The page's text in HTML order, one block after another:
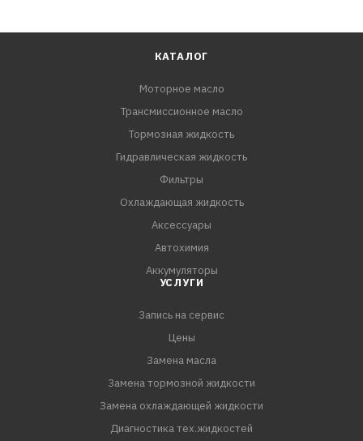
КАТАЛОГ
Моторное масло
Трансмиссионное масло
Тормозная жидкость
Гидравлическая жидкость
Фильтры
Охлаждающая жидкость
Аксессуары
Автохимия
Аккумуляторы
УСЛУГИ
Запись на сервис
Цены
Замена масла
Замена тормозной жидкости
Замена охлаждающей жидкости
Диагностика тех.жидкостей